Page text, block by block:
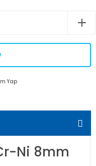
Yap
Ni 8mm